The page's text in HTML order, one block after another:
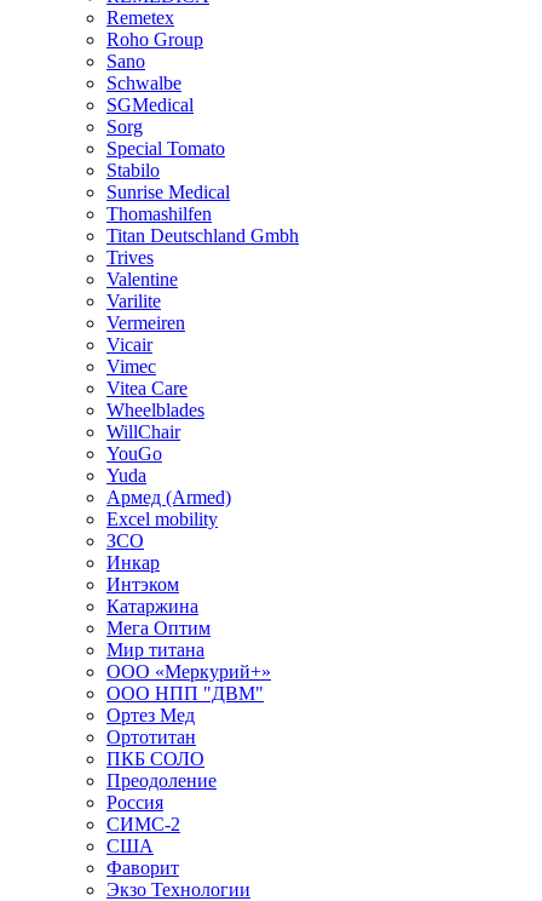
Remetex
Roho Group
Sano
Schwalbe
SGMedical
Sorg
Special Tomato
Stabilo
Sunrise Medical
Thomashilfen
Titan Deutschland Gmbh
Trives
Valentine
Varilite
Vermeiren
Vicair
Vimec
Vitea Care
Wheelblades
WillChair
YouGo
Yuda
Армед (Armed)
Еxcel mobility
ЗСО
Инкар
Интэком
Катаржина
Мега Оптим
Мир титана
ООО «Меркурий+»
ООО НПП "ДВМ"
Ортез Мед
Ортотитан
ПКБ СОЛО
Преодоление
Россия
СИМС-2
США
Фаворит
Экзо Технологии